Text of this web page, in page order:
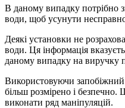
В даному випадку потрібно
води, щоб усунути
Деякі установки не
води. Ця інформація
даному випадку на виручку
Використовуючи
більш розмірено і безпечно.
виконати ряд маніпуляцій.